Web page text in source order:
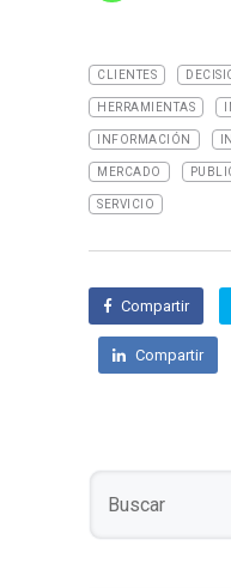
CLIENTES
HERRAMIENTAS
INFORMACIÓN
MERCADO
SERVICIO
Compartir
Compartir